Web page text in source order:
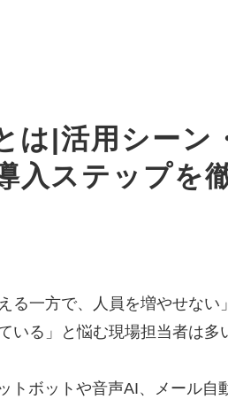
オーダーメイド支
実績
お役立ち資料
料金表
StockSun道場
年収エージェント
は|活用シーン
入ステップを
る一方で、人員を増やせな
いる」と悩む現場担当者は多
トボットや音声AI、メール自